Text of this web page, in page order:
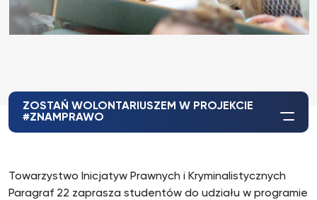
ZOSTAŃ WOLONTARIUSZEM W PROJEKCIE
#ZNAMPRAWO
Towarzystwo Inicjatyw Prawnych i Kryminalistycznych
Paragraf 22 zaprasza studentów do udziału w programie